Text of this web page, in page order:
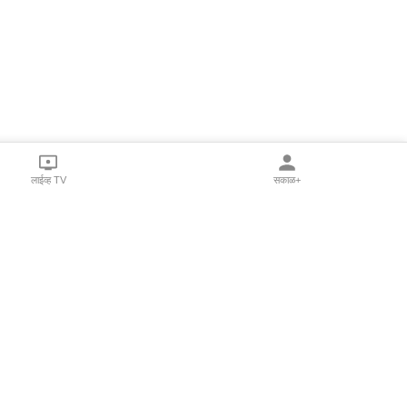
लाईव्ह TV सकाळ+